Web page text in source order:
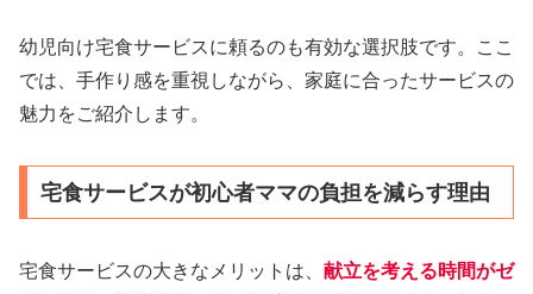
幼児向け宅食サービスに頼るのも有効な選択肢です。ここ
では、手作り感を重視しながら、家庭に合ったサービスの
魅力をご紹介します。
宅食サービスが初心者ママの負担を減らす理由
宅食サービスの大きなメリットは、 献立を考える時間がゼ